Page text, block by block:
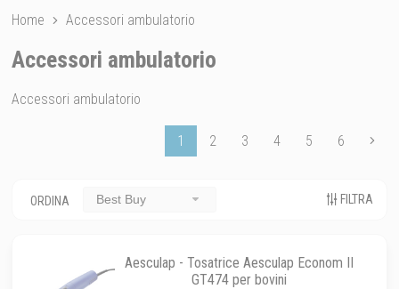
Home Accessori ambulatorio
Accessori ambulatorio
Accessori ambulatorio
1 2 3 4 5 6
ORDINA Best Buy FILTRA
Aesculap - Tosatrice Aesculap Econom II
GT474 per bovini